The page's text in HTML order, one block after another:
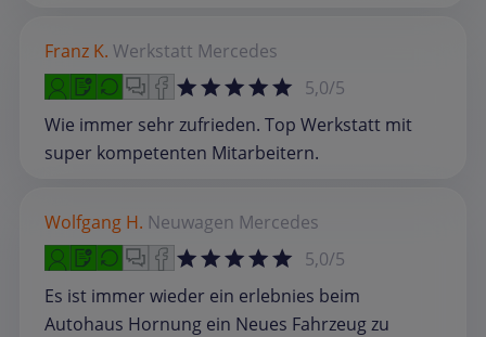
Franz K. Werkstatt Mercedes
5,0/5
Wie immer sehr zufrieden. Top Werkstatt mit
super kompetenten Mitarbeitern.
Wolfgang H. Neuwagen Mercedes
5,0/5
Es ist immer wieder ein erlebnies beim
Autohaus Hornung ein Neues Fahrzeug zu